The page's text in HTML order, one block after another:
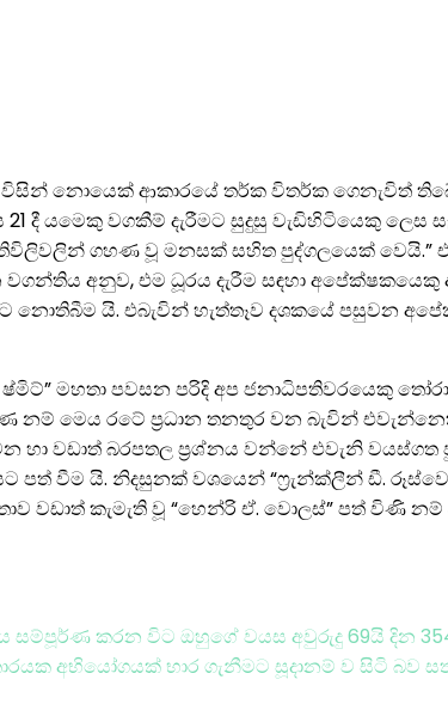
නොයෙක් ආකාරයේ තර්ක විතර්ක ගෙනැවිත් තිබේ.
21 දී යමෙකු වගකීම් දැරීමට සුදුසු වැඩිහිටියෙකු ලෙස
ගහණ වූ මනසක් සහිත පුද්ගලයෙක් වෙයි.”
අනුව, එම ධූරය දැරීම සඳහා
යි. එබැවින් හැත්තෑව දශකයේ පසුවන
මහතා පවසන පරිදි අප ජනාධිපතිවරයෙකු
මෙය රටේ ප්‍රධාන තනතුර වන බැවින්
හා වඩාත් බරපතල ප්‍රශ්නය වන්නේ එවැනි
පත් වීම යි. නිදසුනක් වශයෙන් “ෆ්‍රැන්ක්ලීන් ඩී.
වඩාත් කැමැති වූ “හෙන්රි ඒ. වොලස්” පත් විණි නම්
සම්පූර්ණ කරන විට ඔහුගේ වයස අවුරුදු 69යි දින
අභියෝගයක් භාර ගැනීමට සූදානම් ව සිටි බව